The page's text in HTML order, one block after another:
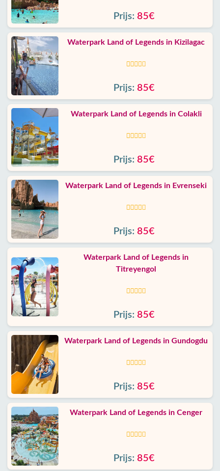
Prijs: 85€
Waterpark Land of Legends in Kizilagac
Prijs: 85€
Waterpark Land of Legends in Colakli
Prijs: 85€
Waterpark Land of Legends in Evrenseki
Prijs: 85€
Waterpark Land of Legends in
Titreyengol
Prijs: 85€
Waterpark Land of Legends in Gundogdu
Prijs: 85€
Waterpark Land of Legends in Cenger
Prijs: 85€